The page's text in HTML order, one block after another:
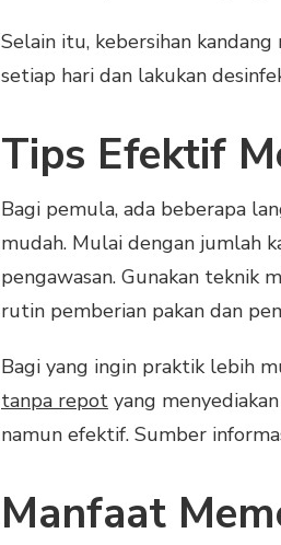
Selain itu, kebersihan
setiap hari dan lakukan
Tips Efektif
Bagi pemula, ada beberapa
mudah. Mulai dengan jumlah
pengawasan. Gunakan teknik
rutin pemberian pakan dan
Bagi yang ingin praktik lebih
tanpa repot yang
namun efektif. Sumber
Manfaat